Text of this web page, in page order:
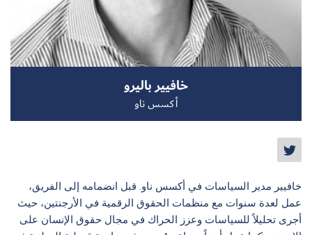
سجل الآن
خافيير باليرو
أكسس ناو
خافيير مدير السياسات في أكسس ناو. قبل انضمامه إلى الفريق،
عمل لعدة سنوات مع منظمات الحقوق الرقمية في الأرجنتين، حيث
أجرى تحليلاً للسياسات وعزز الحراك في مجال حقوق الإنسان على